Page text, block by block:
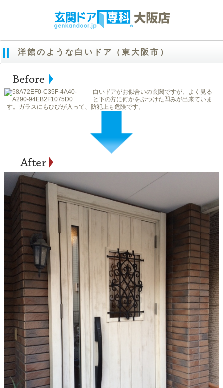
洋館のような白いドア（東大阪市）
白いドアがお似合いの玄関ですが、よく見る
と下の方に何かをぶつけた凹みが出来ていま
す。ガラスにもひびが入って、防犯上も危険です。